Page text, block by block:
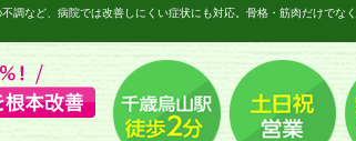
など、病院では改善しにくい症状にも対応。骨格・筋肉だけでな